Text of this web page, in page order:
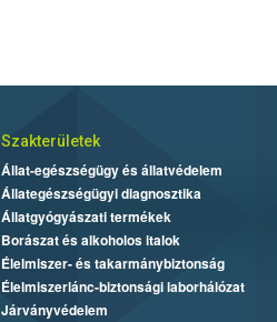
Szakterületek
Állat-egészségügy és állatvédelem
Állategészségügyi diagnosztika
Állatgyógyászati termékek
Borászat és alkoholos italok
Élelmiszer- és takarmánybiztonság
Élelmiszerlánc-biztonsági laborhálózat
Járványvédelem